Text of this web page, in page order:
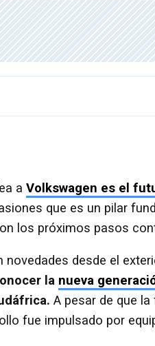
a Volkswagen es el
que es un pilar
los próximos pasos
desde el
la nueva
A pesar de que
fue impulsado por